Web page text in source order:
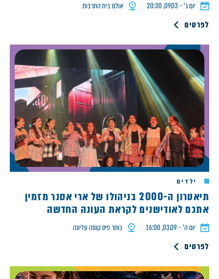
יום ג׳ - 09.03, 20:30 אולם בית התרבות
לפרטים
ילדים
תיאטרון ה-2000 בניהולו של ארי אסנר מזמין
אתכם לאודישנים לקראת העונה החדשה
יום ה׳ - 03.09, 16:00 כותר פיס קומה עליונה
לפרטים